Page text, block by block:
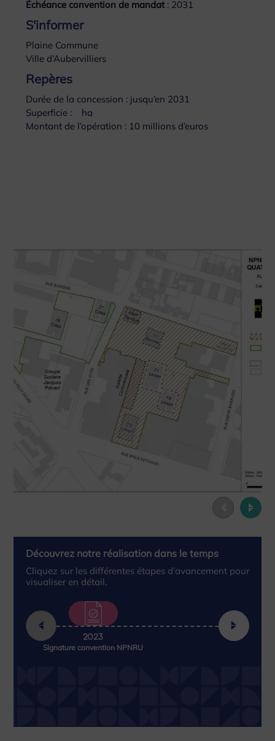
Échéance convention de mandat: 2031
S'informer
Plaine Commune
Ville d’Aubervilliers
Repères
Durée de la concession : jusqu’en 2031
Superficie : ha
Montant de l’opération : 10 millions d’euros
Découvrez notre réalisation dans le temps
Cliquez sur les différentes étapes d’avancement pour
visualiser en détail.
2023
Signature convention NPNRU